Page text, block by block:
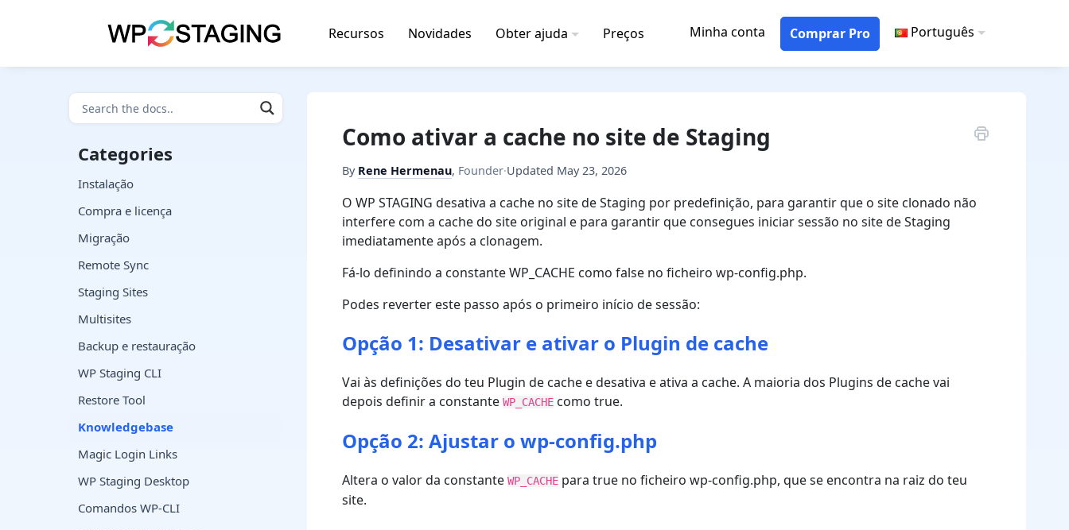
Recursos Novidades Obter ajuda Preços Minha conta Comprar Pro Português
Como ativar a cache no site de Staging
By Rene Hermenau, Founder·Updated May 23, 2026
O WP STAGING desativa a cache no site de Staging por predefinição, para garantir que o site clonado não
interfere com a cache do site original e para garantir que consegues iniciar sessão no site de Staging
imediatamente após a clonagem.
Fá-lo definindo a constante WP_CACHE como false no ficheiro wp-config.php.
Podes reverter este passo após o primeiro início de sessão:
Opção 1: Desativar e ativar o Plugin de cache
Vai às definições do teu Plugin de cache e desativa e ativa a cache. A maioria dos Plugins de cache vai
depois definir a constanteWP_CACHE como true.
Opção 2: Ajustar o wp-config.php
Altera o valor da constanteWP_CACHE para true no ficheiro wp-config.php, que se encontra na raiz do teu
site.
Categories
Instalação
Compra e licença
Migração
Remote Sync
Staging Sites
Multisites
Backup e restauração
WP Staging CLI
Restore Tool
Knowledgebase
Magic Login Links
WP Staging Desktop
Comandos WP-CLI